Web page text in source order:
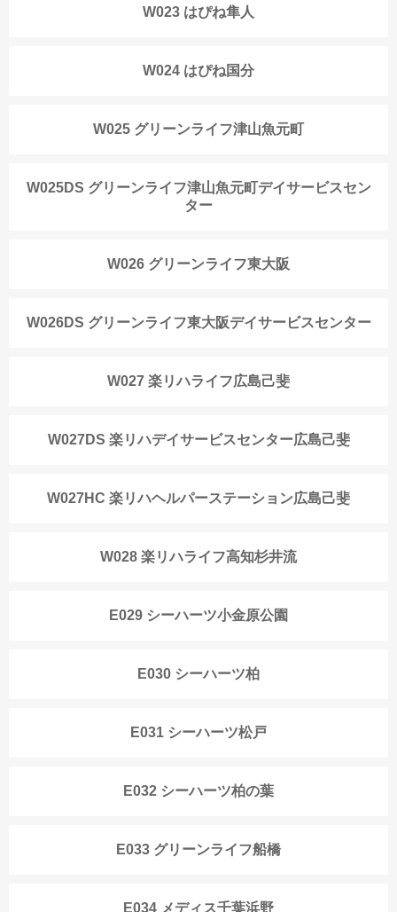
W023 はぴね隼人
W024 はぴね国分
W025 グリーンライフ津山魚元町
W025DS グリーンライフ津山魚元町デイサービスセン
ター
W026 グリーンライフ東大阪
W026DS グリーンライフ東大阪デイサービスセンター
W027 楽リハライフ広島己斐
W027DS 楽リハデイサービスセンター広島己斐
W027HC 楽リハヘルパーステーション広島己斐
W028 楽リハライフ高知杉井流
E029 シーハーツ小金原公園
E030 シーハーツ柏
E031 シーハーツ松戸
E032 シーハーツ柏の葉
E033 グリーンライフ船橋
E034 メディス千葉浜野